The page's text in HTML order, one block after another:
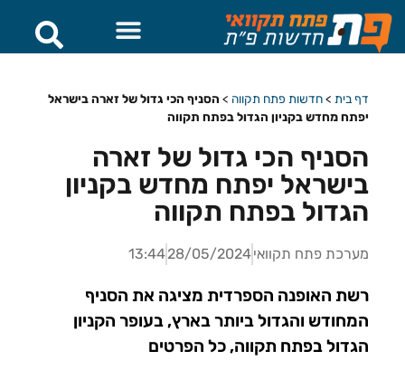
דף בית >חדשות פתח תקווה > הסניף הכי גדול של זארה בישראל
יפתח מחדש בקניון הגדול בפתח תקווה
הסניף הכי גדול של זארה
בישראל יפתח מחדש בקניון
הגדול בפתח תקווה
מערכת פתח תקוואי28/05/2024
13:44
רשת האופנה הספרדית מציגה את הסניף
המחודש והגדול ביותר בארץ, בעופר הקניון
הגדול בפתח תקווה, כל הפרטים